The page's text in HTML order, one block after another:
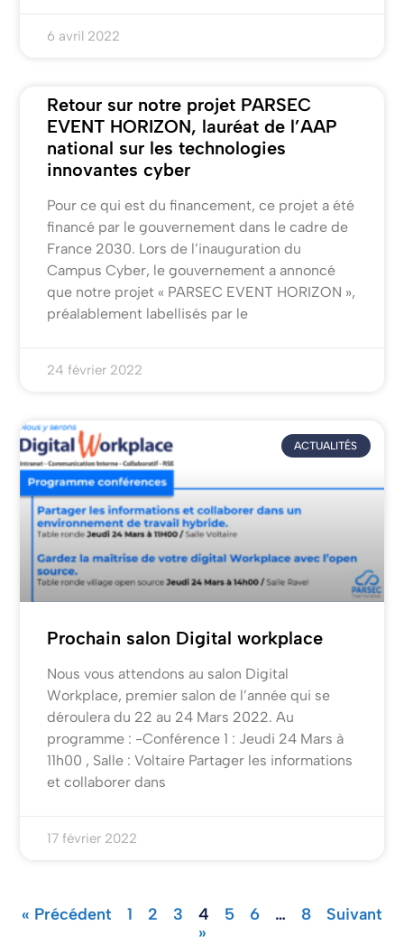
6 avril 2022
Retour sur notre projet PARSEC
EVENT HORIZON, lauréat de l’AAP
national sur les technologies
innovantes cyber
Pour ce qui est du financement, ce projet a été
financé par le gouvernement dans le cadre de
France 2030. Lors de l’inauguration du
Campus Cyber, le gouvernement a annoncé
que notre projet « PARSEC EVENT HORIZON »,
préalablement labellisés par le
24 février 2022
ACTUALITÉS
Prochain salon Digital workplace
Nous vous attendons au salon Digital
Workplace, premier salon de l’année qui se
déroulera du 22 au 24 Mars 2022. Au
programme : -Conférence 1 : Jeudi 24 Mars à
11h00 , Salle : Voltaire Partager les informations
et collaborer dans
17 février 2022
« Précédent 1 2 3 4 5 6 … 8
Suivant
»